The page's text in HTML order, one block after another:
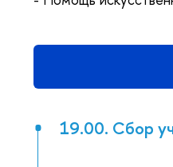
19.00. Сбор